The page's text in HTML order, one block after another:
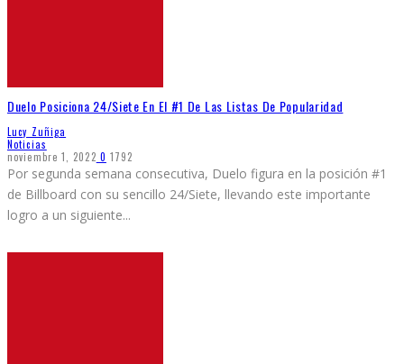
Duelo Posiciona 24/Siete En El #1 De Las Listas De Popularidad
Lucy Zuñiga
Noticias
noviembre 1, 2022 0 1792
Por segunda semana consecutiva, Duelo figura en la posición #1
de Billboard con su sencillo 24/Siete, llevando este importante
logro a un siguiente...